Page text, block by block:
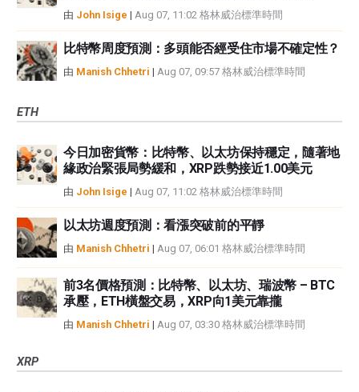
由 John Isige | Aug 07, 11:02 格林威治標準時間
比特幣周度預測：多頭能否經受住市場不確定性？
由 Manish Chhetri | Aug 07, 09:57 格林威治標準時間
ETH
今日加密貨幣：比特幣、以太坊保持穩定，隨著地
緣政治緊張局勢緩和，XRP跌勢接近1.00美元
由 John Isige | Aug 07, 11:02 格林威治標準時間
以太坊週度預測：看漲突破前的平靜
由 Manish Chhetri | Aug 07, 06:01 格林威治標準時間
前3名價格預測：比特幣、以太坊、瑞波幣 – BTC
承壓，ETH橫盤交易，XRP向1美元靠攏
由 Manish Chhetri | Aug 07, 03:30 格林威治標準時間
XRP